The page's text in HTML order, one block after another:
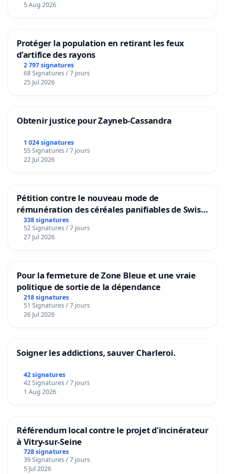
5 Aug 2026
Protéger la population en retirant les feux
d’artifice des rayons
2 797 signatures
68 Signatures / 7 jours
25 Jul 2026
Obtenir justice pour Zayneb-Cassandra
1 024 signatures
55 Signatures / 7 jours
22 Jul 2026
Pétition contre le nouveau mode de
rémunération des céréales panifiables de Swiss
granum basé sur la teneur en protéines
338 signatures
52 Signatures / 7 jours
27 Jul 2026
Pour la fermeture de Zone Bleue et une vraie
politique de sortie de la dépendance
218 signatures
51 Signatures / 7 jours
26 Jul 2026
Soigner les addictions, sauver Charleroi.
42 signatures
42 Signatures / 7 jours
1 Aug 2026
Référendum local contre le projet d'incinérateur
à Vitry-sur-Seine
728 signatures
39 Signatures / 7 jours
5 Jul 2026